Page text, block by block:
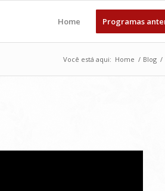
Home Programas
Você está aqui: Home / Blog /